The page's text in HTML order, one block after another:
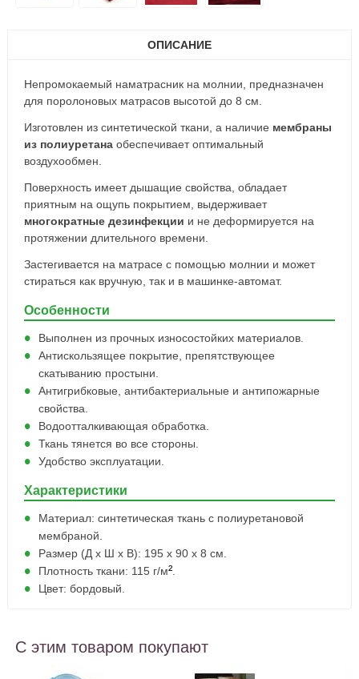
ОПИСАНИЕ
Непромокаемый наматрасник на молнии, предназначен
для поролоновых матрасов высотой до 8 см.
Изготовлен из синтетической ткани, а наличие мембраны
из полиуретанаобеспечивает оптимальный
воздухообмен.
Поверхность имеет дышащие свойства, обладает
приятным на ощупь покрытием, выдерживает
многократные дезинфекции и не деформируется на
протяжении длительного времени.
Застегивается на матрасе с помощью молнии и может
стираться как вручную, так и в машинке-автомат.
Особенности
Выполнен из прочных износостойких материалов.
Антискользящее покрытие, препятствующее
скатыванию простыни.
Антигрибковые, антибактериальные и антипожарные
свойства.
Водоотталкивающая обработка.
Ткань тянется во все стороны.
Удобство эксплуатации.
Характеристики
Материал: синтетическая ткань с полиуретановой
мембраной.
Размер (Д x Ш x В): 195 x 90 x 8 см.
Плотность ткани: 115 г/м².
Цвет: бордовый.
С этим товаром покупают